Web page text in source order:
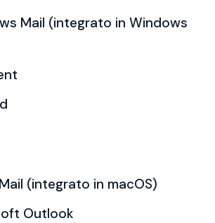
Mail (integrato in Windows
(integrato in macOS)
Outlook